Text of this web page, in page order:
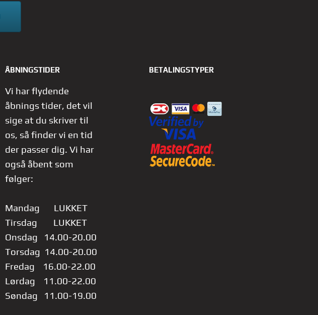
ÅBNINGSTIDER
Vi har flydende
åbnings tider, det vil
sige at du skriver til
os, så finder vi en tid
der passer dig. Vi har
også åbent som
følger:
Mandag LUKKET
Tirsdag LUKKET
Onsdag 14.00-20.00
Torsdag 14.00-20.00
Fredag 16.00-22.00
Lørdag 11.00-22.00
Søndag 11.00-19.00
BETALINGSTYPER